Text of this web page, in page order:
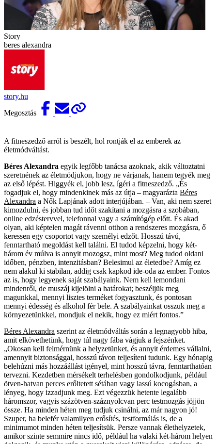
Story
beres alexandra
story.hu
Megosztás
A fitneszedző arról is beszélt, hol rontják el az emberek az
életmódváltást.
Béres Alexandra egyik legfőbb tanácsa azoknak, akik változtatni
szeretnének az életmódjukon, hogy ne várjanak, hanem tegyék meg
az első lépést. Higgyék el, jobb lesz, ígéri a fitneszedző. „És
fogadjuk el, hogy mindenkinek más az útja – magyarázta Béres
Alexandra a Nők Lapjának adott interjújában. – Van, aki nem szeret
kimozdulni, és jobban tud időt szakítani a mozgásra a szobában,
online edzéstervvel, telefonnal vagy a számítógép előtt. És akad
olyan, aki képtelen magát rávenni otthon a rendszeres mozgásra, ő
keressen egy csoportot vagy személyi edzőt. Hosszú távú,
fenntartható megoldást kell találni. El tudod képzelni, hogy két-
három év múlva is annyit mozogsz, mint most? Meg tudod oldani
időben, pénzben, intenzitásban? Belesimul az életedbe? Amíg ez
nem alakul ki stabilan, addig csak kapkod ide-oda az ember. Fontos
az is, hogy legyenek saját szabályaink. Nem kell lemondani
mindenről, de muszáj kijelölni a határokat; beszéljük meg
magunkkal, mennyi lisztes terméket fogyasztunk, és pontosan
mennyi édesség és alkohol fér bele. A szabályainkat osszuk meg a
környezetünkkel, mondjuk el nekik, hogy ez miért fontos.”
Béres Alexandra szerint az életmódváltás során a legnagyobb hiba,
amit elkövethetünk, hogy túl nagy fába vágjuk a fejszénket.
„Okosan kell felmérnünk a helyzetünket, és annyit érdemes vállalni,
amennyit biztonsággal, hosszú távon teljesíteni tudunk. Egy hónapig
belehúzni más hozzáállást igényel, mint hosszú távra, fenntarthatóan
tervezni. Kezdetben mérsékelt terhelésben gondolkodjunk, például
ötven-hatvan perces erőltetett sétában vagy lassú kocogásban, a
lényeg, hogy izzadjunk meg. Ezt végezzük hetente legalább
háromszor, vagyis százötven-száznyolcvan perc testmozgás jöjjön
össze. Ha minden héten meg tudjuk csinálni, az már nagyon jó!
Szuper, ha belefér valamilyen erősítés, testformálás is, de a
minimumot minden héten teljesítsük. Persze vannak élethelyzetek,
amikor szinte semmire nincs idő, például ha valaki két-három helyen